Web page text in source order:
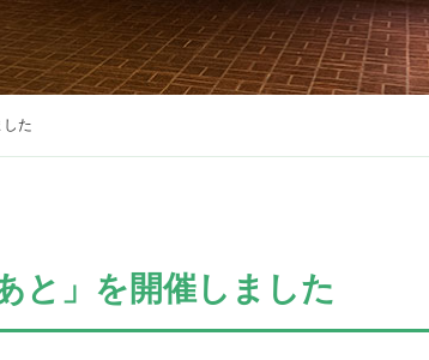
した
と」を開催しました